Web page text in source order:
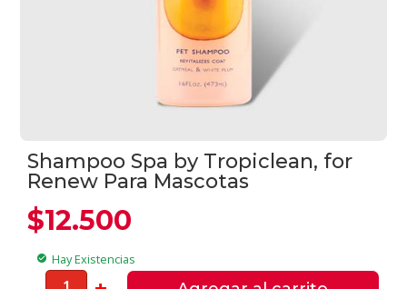
Shampoo Spa by Tropiclean, for
Renew Para Mascotas
$12.500
check_circle Hay Existencias
Shampoo